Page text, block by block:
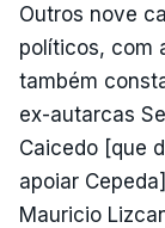
Outros nove
políticos, com
também
ex-autarcas
Caicedo [que
apoiar
Mauricio